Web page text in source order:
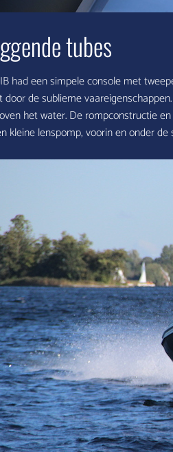
tubes
had een simpele console met
de sublieme
het water. De rompconstructie
kleine lenspomp, voorin en onder